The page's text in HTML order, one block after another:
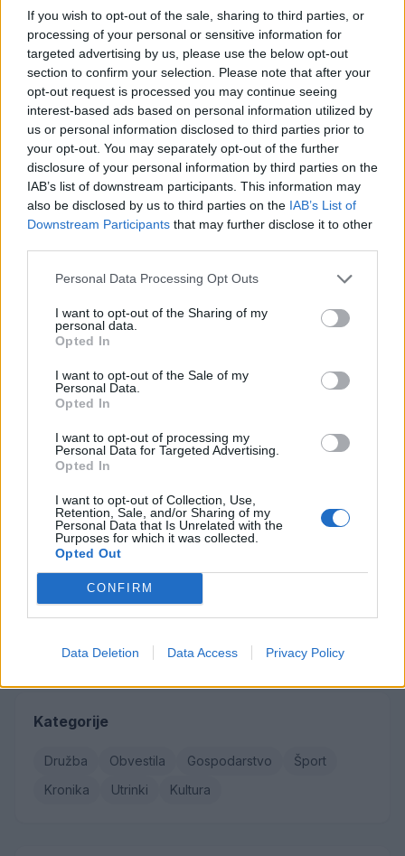
If you wish to opt-out of the sale, sharing to third parties, or
processing of your personal or sensitive information for
targeted advertising by us, please use the below opt-out
section to confirm your selection. Please note that after your
opt-out request is processed you may continue seeing
interest-based ads based on personal information utilized by
us or personal information disclosed to third parties prior to
your opt-out. You may separately opt-out of the further
disclosure of your personal information by third parties on the
IAB’s list of downstream participants. This information may
also be disclosed by us to third parties on the IAB’s List of
Downstream Participants that may further disclose it to other
Personal Data Processing Opt Outs
I want to opt-out of the Sharing of my
personal data.
Opted In
I want to opt-out of the Sale of my
Personal Data.
Opted In
I want to opt-out of processing my
Personal Data for Targeted Advertising.
Opted In
I want to opt-out of Collection, Use,
Retention, Sale, and/or Sharing of my
Personal Data that Is Unrelated with the
Purposes for which it was collected.
Opted Out
CONFIRM
Data Deletion Data Access Privacy Policy
8. avgust 2026
Dež bo prekinil vročinski val, a le za
kratek čas
7. avgust 2026
Opozorilo:Po 297. členu Kazenskega zakonika je
sovraštva, nasilja ali nestrpnosti. Komentarji z žaljivimi,
rasističnimi, diskriminatornimi ali nezakonitimi vsebinami
bodo odstranjeni.
Failed to fetch
Občina Šoštanj je pričela z obnovo vodovoda in
kanalizacije na območju Penšek v Florjanu
(VIDEO) "Mislil sem, da je konec": Lastnik
velenjske picerije o padcu s padalom na
Hrvaškem
Za posledicami prometne nesreče umrl 95-letni
kolesar
Znanih več informacij o tragediji v Vuhredu: V
omenjeni družini policija doslej še nikoli ni
posredovala
vzpostavljena popolna zapora ceste
Kategorije
Družba Obvestila Gospodarstvo
Šport
Kronika
Utrinki Kultura